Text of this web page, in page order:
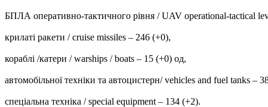
БПЛА оперативно-тактичного рівня / UAV operational-tactical
крилаті ракети / cruise missiles ‒ 246 (+0),
кораблі /катери / warships / boats ‒ 15 (+0) од,
автомобільної техніки та автоцистерн/ vehicles and fuel tanks –
спеціальна техніка / special equipment ‒ 134 (+2).